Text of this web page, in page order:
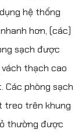
hệ thống
hơn, (các)
sạch được
thạch cao
Các phòng sạch
treo trên khung
thường được